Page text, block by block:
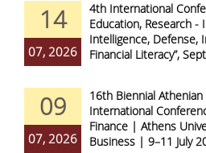
14
07, 2026
4th International
Education, Research -
Intelligence, Defense,
Financial Literacy”,
09
07, 2026
16th Biennial Athenian
International
Finance | Athens
Business | 9–11 July